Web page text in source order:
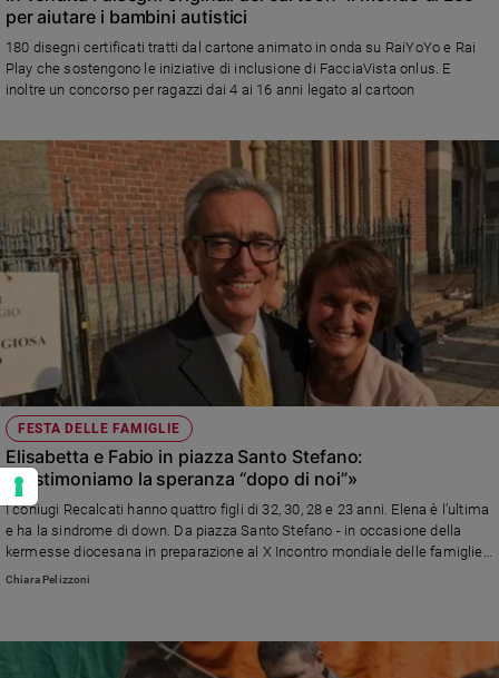
per aiutare i bambini autistici
180 disegni certificati tratti dal cartone animato in onda su RaiYoYo e Rai
Play che sostengono le iniziative di inclusione di FacciaVista onlus. E
inoltre un concorso per ragazzi dai 4 ai 16 anni legato al cartoon
FESTA DELLE FAMIGLIE
Elisabetta e Fabio in piazza Santo Stefano:
«Testimoniamo la speranza “dopo di noi”»
I coniugi Recalcati hanno quattro figli di 32, 30, 28 e 23 anni. Elena è l’ultima
e ha la sindrome di down. Da piazza Santo Stefano - in occasione della
kermesse diocesana in preparazione al X Incontro mondiale delle famiglie
di Roma - hanno raccontato il loro progetto: “Son” come figlio in inglese, ma
Chiara Pelizzoni